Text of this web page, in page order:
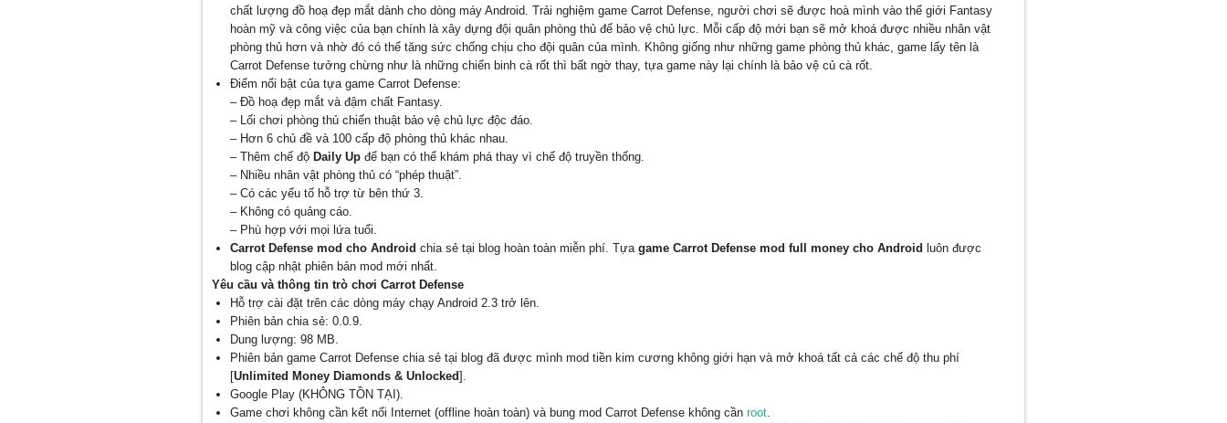
chất lượng đồ hoạ đẹp mắt dành cho dòng máy Android. Trải nghiệm game Carrot Defense, người chơi sẽ được hoà mình vào thế giới Fantasy
hoàn mỹ và công việc của bạn chính là xây dựng đội quân phòng thủ để bảo vệ chủ lực. Mỗi cấp độ mới bạn sẽ mở khoá được nhiều nhân vật
phòng thủ hơn và nhờ đó có thể tăng sức chống chịu cho đội quân của mình. Không giống như những game phòng thủ khác, game lấy tên là
Carrot Defense tưởng chừng như là những chiến binh cà rốt thì bất ngờ thay, tựa game này lại chính là bảo vệ củ cà rốt.
Điểm nổi bật của tựa game Carrot Defense:
– Đồ hoạ đẹp mắt và đậm chất Fantasy.
– Lối chơi phòng thủ chiến thuật bảo vệ chủ lực độc đáo.
– Hơn 6 chủ đề và 100 cấp độ phòng thủ khác nhau.
– Thêm chế độ Daily Up để bạn có thể khám phá thay vì chế độ truyền thống.
– Nhiều nhân vật phòng thủ có “phép thuật”.
– Có các yếu tố hỗ trợ từ bên thứ 3.
– Không có quảng cáo.
– Phù hợp với mọi lứa tuổi.
Carrot Defense mod cho Android chia sẻ tại blog hoàn toàn miễn phí. Tựa game Carrot Defense mod full money cho Android luôn được
blog cập nhật phiên bản mod mới nhất.
Yêu cầu và thông tin trò chơi Carrot Defense
Hỗ trợ cài đặt trên các dòng máy chạy Android 2.3 trở lên.
Phiên bản chia sẻ: 0.0.9.
Dung lượng: 98 MB.
Phiên bản game Carrot Defense chia sẻ tại blog đã được mình mod tiền kim cương không giới hạn và mở khoá tất cả các chế độ thu phí
[Unlimited Money Diamonds & Unlocked].
Google Play (KHÔNG TỒN TẠI).
Game chơi không cần kết nối Internet (offline hoàn toàn) và bung mod Carrot Defense không cần root.